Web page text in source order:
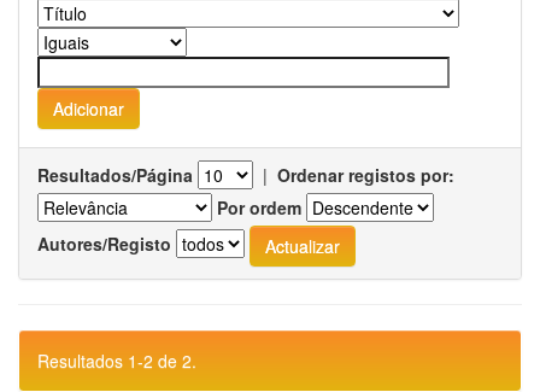
Resultados/Página | Ordenar registos por:
Por ordem
Autores/Registo
Resultados 1-2 de 2.